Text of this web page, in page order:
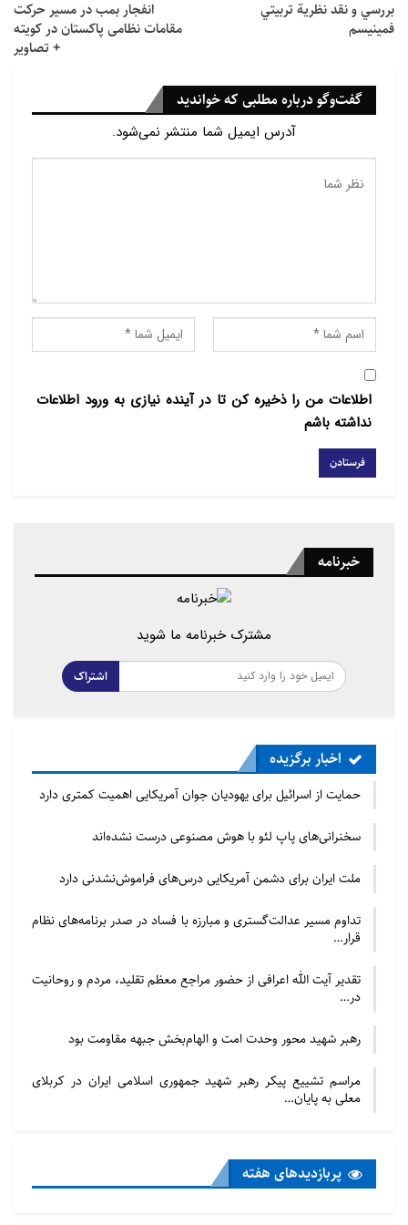
بررسي شود.
كليد واژه:اخلاق، سياست، سياست اخلاقي، امام رضا (ع)
سياست اخلاقي در سيره امام رضا (ع)
بررسي و نقد نظرية تربيتي
فمينيسم
انفجار بمب در مسیر حرکت
مقامات نظامی پاکستان در کویته
+ تصاویر
گفت‌وگو درباره مطلبی که خواندید
آدرس ایمیل شما منتشر نمی‌شود.
اطلاعات من را ذخیره کن تا در آینده نیازی به ورود اطلاعات
نداشته باشم
خبرنامه
مشترک خبرنامه ما شوید
اشتراک
اخبار برگزیده
حمایت از اسرائیل برای یهودیان جوان آمریکایی اهمیت کمتری دارد
سخنرانی‌های پاپ لئو با هوش مصنوعی درست نشده‌اند
ملت ایران برای دشمن آمریکایی درس‌های فراموش‌نشدنی دارد
تداوم مسیر عدالت‌گستری و مبارزه با فساد در صدر برنامه‌های نظام
قرار…
تقدیر آیت الله اعرافی از حضور مراجع معظم تقلید، مردم و روحانیت
در…
رهبر شهید محور وحدت امت و الهام‌بخش جبهه مقاومت بود
مراسم تشییع پیکر رهبر شهید جمهوری اسلامی ایران در کربلای
معلی به پایان…
پربازدید‌های هفته